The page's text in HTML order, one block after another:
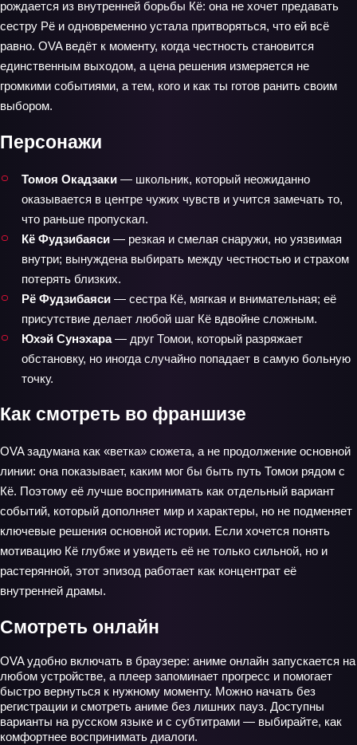
рождается из внутренней борьбы Кё: она не хочет предавать
сестру Рё и одновременно устала притворяться, что ей всё
равно. OVA ведёт к моменту, когда честность становится
единственным выходом, а цена решения измеряется не
громкими событиями, а тем, кого и как ты готов ранить своим
выбором.
Персонажи
Томоя Окадзаки — школьник, который неожиданно
оказывается в центре чужих чувств и учится замечать то,
что раньше пропускал.
Кё Фудзибаяси — резкая и смелая снаружи, но уязвимая
внутри; вынуждена выбирать между честностью и страхом
потерять близких.
Рё Фудзибаяси — сестра Кё, мягкая и внимательная; её
присутствие делает любой шаг Кё вдвойне сложным.
Юхэй Сунэхара— друг Томои, который разряжает
обстановку, но иногда случайно попадает в самую больную
точку.
Как смотреть во франшизе
OVA задумана как «ветка» сюжета, а не продолжение основной
линии: она показывает, каким мог бы быть путь Томои рядом с
Кё. Поэтому её лучше воспринимать как отдельный вариант
событий, который дополняет мир и характеры, но не подменяет
ключевые решения основной истории. Если хочется понять
мотивацию Кё глубже и увидеть её не только сильной, но и
растерянной, этот эпизод работает как концентрат её
внутренней драмы.
Смотреть онлайн
OVA удобно включать в браузере: аниме онлайн запускается на
любом устройстве, а плеер запоминает прогресс и помогает
быстро вернуться к нужному моменту. Можно начать без
регистрации и смотреть аниме без лишних пауз. Доступны
варианты на русском языке и с субтитрами — выбирайте, как
комфортнее воспринимать диалоги.